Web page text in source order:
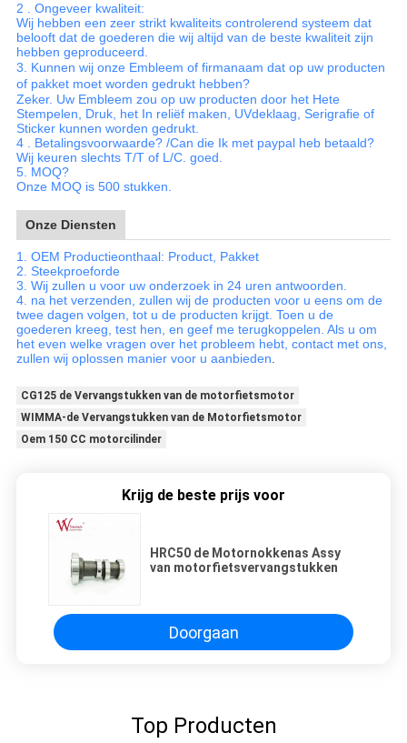
2 . Ongeveer kwaliteit:
Wij hebben een zeer strikt kwaliteits controlerend systeem dat
belooft dat de goederen die wij altijd van de beste kwaliteit zijn
hebben geproduceerd.
3. Kunnen wij onze Embleem of firmanaam dat op uw producten
of pakket moet worden gedrukt hebben?
Zeker. Uw Embleem zou op uw producten door het Hete
Stempelen, Druk, het In reliëf maken, UVdeklaag, Serigrafie of
Sticker kunnen worden gedrukt.
4 . Betalingsvoorwaarde? /Can die Ik met paypal heb betaald?
Wij keuren slechts T/T of L/C. goed.
5. MOQ?
Onze MOQ is 500 stukken.
Onze Diensten
1. OEM Productieonthaal: Product, Pakket
2. Steekproeforde
3. Wij zullen u voor uw onderzoek in 24 uren antwoorden.
4. na het verzenden, zullen wij de producten voor u eens om de
twee dagen volgen, tot u de producten krijgt. Toen u de
goederen kreeg, test hen, en geef me terugkoppelen. Als u om
het even welke vragen over het probleem hebt, contact met ons,
zullen wij oplossen manier voor u aanbieden
CG125 de Vervangstukken van de motorfietsmotor
WIMMA-de Vervangstukken van de Motorfietsmotor
Oem 150 CC motorcilinder
Krijg de beste prijs voor
HRC50 de Motornokkenas Assy
van motorfietsvervangstukken
Doorgaan
Top Producten